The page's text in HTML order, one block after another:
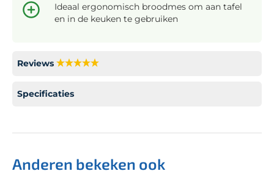
Ideaal ergonomisch broodmes om aan tafel
en in de keuken te gebruiken
Reviews
Specificaties
Anderen bekeken ook